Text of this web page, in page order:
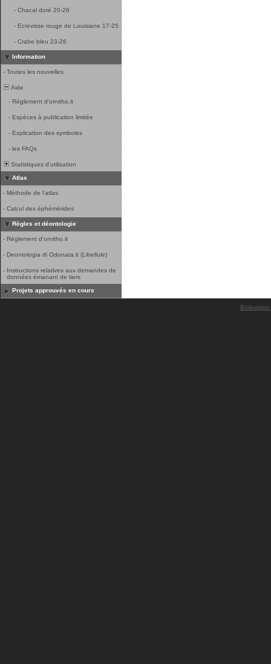
- Chacal doré 20-26
- Ecrevisse rouge de Louisiane 17-25
- Crabe bleu 23-26
Information
- Toutes les nouvelles
Aide
- Réglement d'ornitho.it
- Espèces à publication limitée
- Explication des symboles
- les FAQs
Statistiques d'utilisation
Atlas
- Méthode de l'atlas
- Calcul des éphémérides
Règles et déontologie
- Réglement d'ornitho.it
- Deontologia di Odonata.it (Libellule)
- Instructions relatives aux demandes de
données émanant de tiers
Projets approuvés en cours
Biolovision